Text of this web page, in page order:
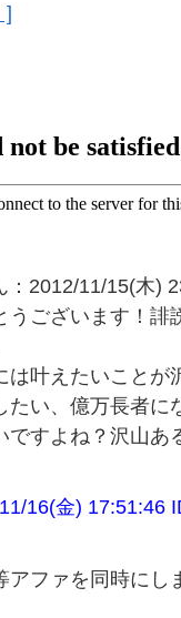
]
：2012/11/15(木)
ございます！誹
は叶えたいこと
たい、億万長者
すよね？沢山あ
16(金) 17:51:46
アファを同時に